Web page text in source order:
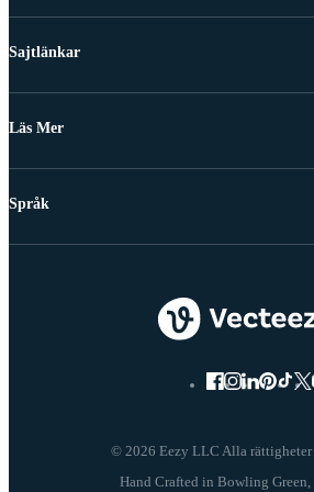
Sajtlänkar
Läs Mer
© 2026 Eezy LLC Alla rättigheter
Språk